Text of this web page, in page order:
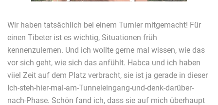
Wir haben tatsächlich bei einem Turnier mitgemacht! Für
einen Tibeter ist es wichtig, Situationen früh
kennenzulernen. Und ich wollte gerne mal wissen, wie das
vor sich geht, wie sich das anfühlt. Habca und ich haben
viiel Zeit auf dem Platz verbracht, sie ist ja gerade in dieser
Ich-steh-hier-mal-am-Tunneleingang-und-denk-darüber-
nach-Phase. Schön fand ich, dass sie auf mich überhaupt